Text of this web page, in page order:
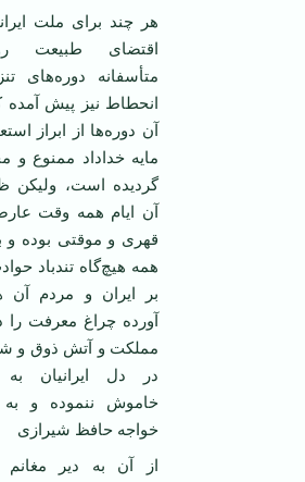
هر چند برای ملت
اقتضای طبیعت
متأسفانه دوره‌های
انحطاط نیز پیش آمده
آن دوره‌ها از ابراز
مایه خداداد ممنوع و
گردیده است، ولیکن
آن ایام همه وقت
قهری و موقتی بوده و
همه هیچ‌گاه تندباد
بر ایران و مردم آن
آورده چراغ معرفت را
مملکت و آتش ذوق و
در دل ایرانیان
خاموش ننموده و
خواجه حافظ شیرازی
از آن به دیر مغانم